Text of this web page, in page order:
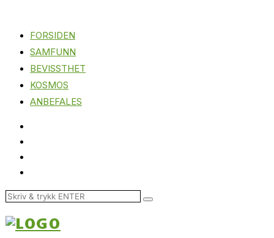
FORSIDEN
SAMFUNN
BEVISSTHET
KOSMOS
ANBEFALES